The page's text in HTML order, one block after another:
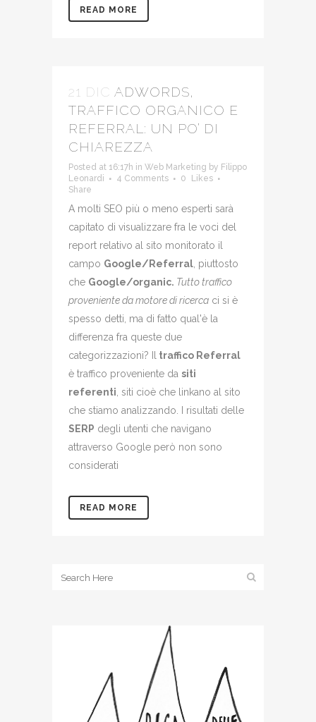
READ MORE
21 DIC ADWORDS,
TRAFFICO ORGANICO E
REFERRAL: UN PO’ DI
CHIAREZZA
Posted at 16:17h in Web Marketing by Filippo
Leonardi
4 Comments 0
Likes
Share
A molti SEO più o meno esperti sarà
capitato di visualizzare fra le voci del
report relativo al sito monitorato il
campo Google/Referral , piuttosto
che Google/organic. Tutto traffico
proveniente da motore di ricerca ci si è
spesso detti, ma di fatto qual'è la
differenza fra queste due
categorizzazioni? Il
traffico Referral
è traffico proveniente da siti
referenti , siti cioè che linkano al sito
che stiamo analizzando. I risultati delle
SERP degli utenti che navigano
attraverso Google però non sono
considerati
READ MORE